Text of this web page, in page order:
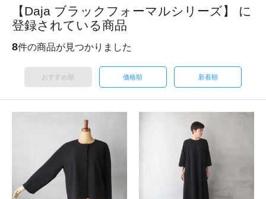
【Daja ブラックフォーマルシリーズ】 に
登録されている商品
8件の商品が見つかりました
おすすめ順 価格順 新着順